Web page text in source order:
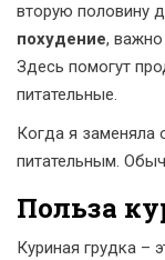
вторую половину
похудение, важно
Здесь помогут
питательные.
Когда я заменяла
питательным.
Польза
Куриная грудка –